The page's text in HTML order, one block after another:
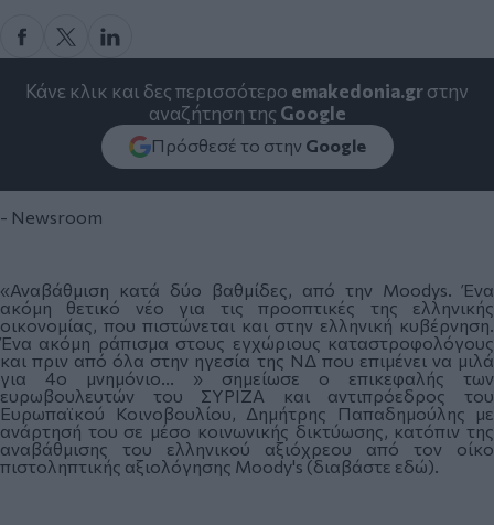
Κάνε κλικ και δες περισσότερο emakedonia.grστην
αναζήτηση της Google
Πρόσθεσέ το στην Google
- Newsroom
«Αναβάθμιση κατά δύο βαθμίδες, από την Moodys. Ένα
ακόμη θετικό νέο για τις προοπτικές της ελληνικής
οικονομίας, που πιστώνεται και στην ελληνική κυβέρνηση.
Ένα ακόμη ράπισμα στους εγχώριους καταστροφολόγους
και πριν από όλα στην ηγεσία της ΝΔ που επιμένει να μιλά
για 4ο μνημόνιο... » σημείωσε ο επικεφαλής των
ευρωβουλευτών του ΣΥΡΙΖΑ και αντιπρόεδρος του
Ευρωπαϊκού Κοινοβουλίου, Δημήτρης Παπαδημούλης με
ανάρτησή του σε μέσο κοινωνικής δικτύωσης, κατόπιν της
αναβάθμισης του ελληνικού αξιόχρεου από τον οίκο
πιστοληπτικής αξιολόγησης Moody's (διαβάστε εδώ).